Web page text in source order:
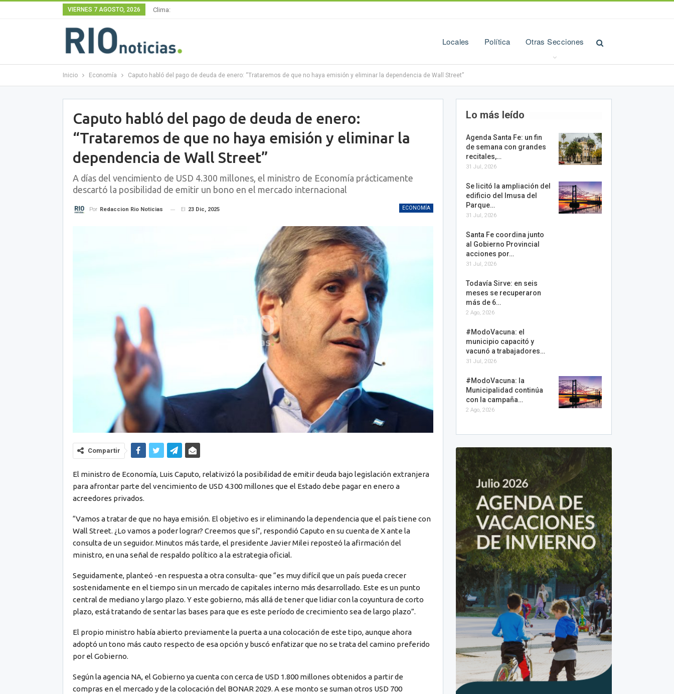
VIERNES 7 AGOSTO, 2026 Clima:
Locales Política Otras Secciones
Inicio Economía Caputo habló del pago de deuda de enero: “Trataremos de que no haya emisión y eliminar la dependencia de Wall Street”
Caputo habló del pago de deuda de enero:
“Trataremos de que no haya emisión y eliminar la
dependencia de Wall Street”
A días del vencimiento de USD 4.300 millones, el ministro de Economía prácticamente
descartó la posibilidad de emitir un bono en el mercado internacional
ECONOMÍA
Por Redaccion Rio Noticias El 23 Dic, 2025
Compartir
El ministro de Economía, Luis Caputo, relativizó la posibilidad de emitir deuda bajo legislación extranjera
para afrontar parte del vencimiento de USD 4.300 millones que el Estado debe pagar en enero a
acreedores privados.
“Vamos a tratar de que no haya emisión. El objetivo es ir eliminando la dependencia que el país tiene con
Wall Street. ¿Lo vamos a poder lograr? Creemos que sí”, respondió Caputo en su cuenta de X ante la
consulta de un seguidor. Minutos más tarde, el presidente Javier Milei reposteó la afirmación del
ministro, en una señal de respaldo político a la estrategia oficial.
Seguidamente, planteó -en respuesta a otra consulta- que “es muy difícil que un país pueda crecer
sostenidamente en el tiempo sin un mercado de capitales interno más desarrollado. Este es un punto
central de mediano y largo plazo. Y este gobierno, más allá de tener que lidiar con la coyuntura de corto
plazo, está tratando de sentar las bases para que es este período de crecimiento sea de largo plazo”.
El propio ministro había abierto previamente la puerta a una colocación de este tipo, aunque ahora
adoptó un tono más cauto respecto de esa opción y buscó enfatizar que no se trata del camino preferido
por el Gobierno.
Según la agencia NA, el Gobierno ya cuenta con cerca de USD 1.800 millones obtenidos a partir de
compras en el mercado y de la colocación del BONAR 2029. A ese monto se suman otros USD 700
Lo más leído
Agenda Santa Fe: un fin
de semana con grandes
recitales,…
31 Jul, 2026
Se licitó la ampliación del
edificio del Imusa del
Parque…
31 Jul, 2026
Santa Fe coordina junto
al Gobierno Provincial
acciones por…
31 Jul, 2026
Todavía Sirve: en seis
meses se recuperaron
más de 6…
2 Ago, 2026
#ModoVacuna: el
municipio capacitó y
vacunó a trabajadores…
31 Jul, 2026
#ModoVacuna: la
Municipalidad continúa
con la campaña…
2 Ago, 2026